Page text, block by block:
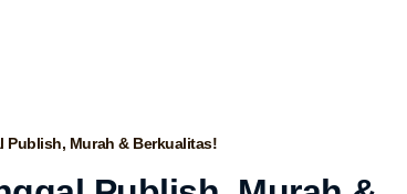
Publish, Murah & Berkualitas!